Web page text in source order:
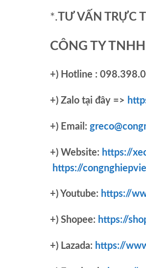
*.TƯ VẤN TRỰC
CÔNG TY
+) Hotline :
+) Zalo tại đây =>
+) Email:
+) Website: https://
https://
+) Youtube: https://
+) Shopee: https://
+) Lazada: https://